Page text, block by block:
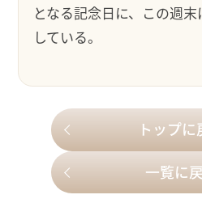
となる記念日に、この週
している。
トップに
一覧に